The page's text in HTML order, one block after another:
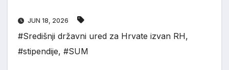
JUN 18, 2026
#Središnji državni ured za Hrvate izvan RH,
#stipendije, #SUM